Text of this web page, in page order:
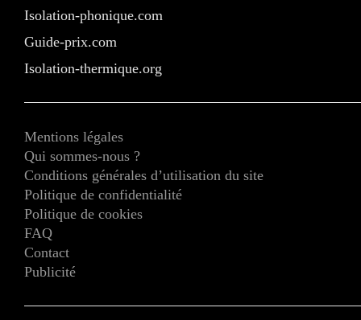
Isolation-phonique.com
Guide-prix.com
Isolation-thermique.org
Mentions légales
Qui sommes-nous ?
Conditions générales d’utilisation du site
Politique de confidentialité
Politique de cookies
FAQ
Contact
Publicité